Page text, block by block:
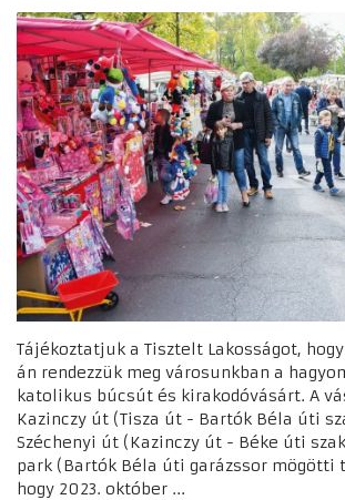
Tájékoztatjuk a Tisztelt Lakosságot,
án rendezzük meg városunkban a
katolikus búcsút és kirakodóvásárt. A
Kazinczy út (Tisza út - Bartók Béla úti
Széchenyi út (Kazinczy út - Béke úti
park (Bartók Béla úti garázssor mögötti
hogy 2023. október ...